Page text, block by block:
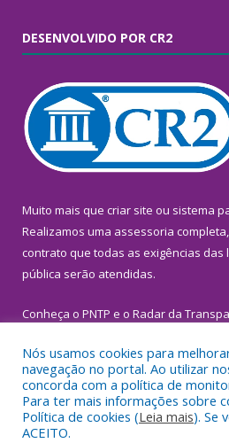
DESENVOLVIDO POR CR2
Muito mais que criar site ou sistema
Realizamos uma assessoria
contrato que todas as exigências das
pública serão atendidas.
Conheça o PNTP e o Radar da
Todos os direitos reservados a
Inhangapi.
Nós usamos cookies para
navegação no portal. Ao utilizar
concorda com a política de
Para ter mais informações sobre
Política de cookies (Leia mais). Se
ACEITO.